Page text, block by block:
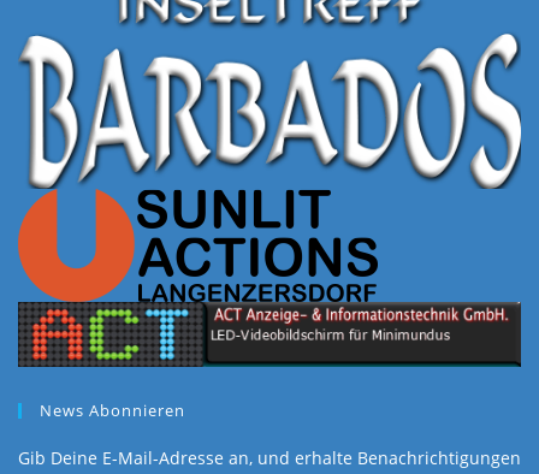
News Abonnieren
Gib Deine E-Mail-Adresse an, und erhalte Benachrichtigungen